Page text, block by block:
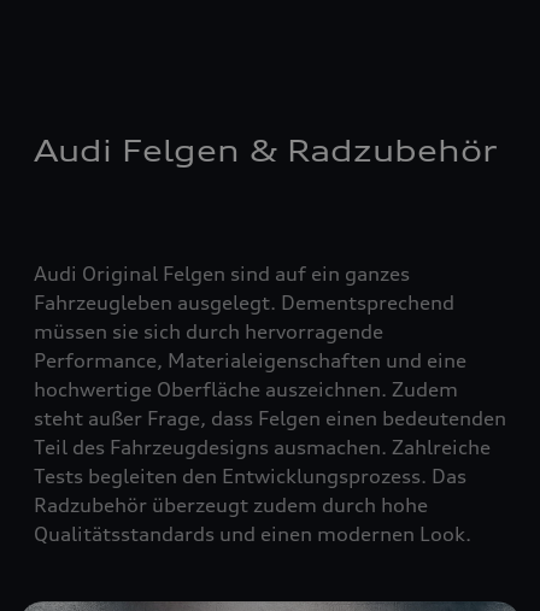
Audi Felgen & Radzubehör
Audi Original Felgen sind auf ein ganzes
Fahrzeugleben ausgelegt. Dementsprechend
müssen sie sich durch hervorragende
Performance, Materialeigenschaften und eine
hochwertige Oberfläche auszeichnen. Zudem
steht außer Frage, dass Felgen einen bedeutenden
Teil des Fahrzeugdesigns ausmachen. Zahlreiche
Tests begleiten den Entwicklungsprozess. Das
Radzubehör überzeugt zudem durch hohe
Qualitätsstandards und einen modernen Look.